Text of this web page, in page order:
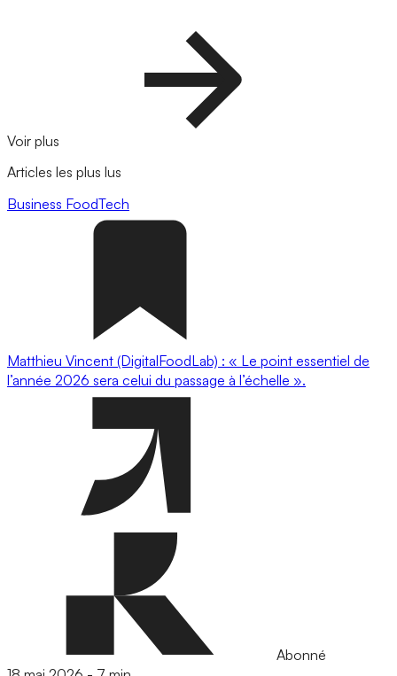
Voir plus
Articles les plus lus
Business FoodTech
Matthieu Vincent (DigitalFoodLab) : « Le point essentiel de
l’année 2026 sera celui du passage à l’échelle ».
Abonné